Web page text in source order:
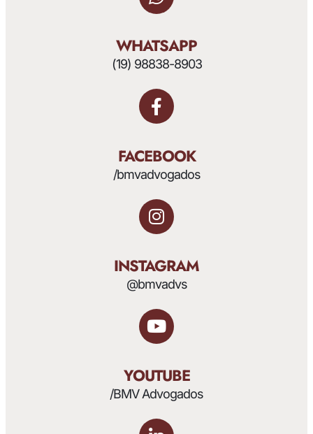
WHATSAPP
(19) 98838-8903
FACEBOOK
/bmvadvogados
INSTAGRAM
@bmvadvs
YOUTUBE
/BMV Advogados